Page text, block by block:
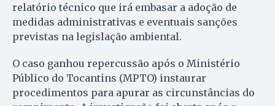
relatório técnico que irá embasar a adoção de
medidas administrativas e eventuais sanções
previstas na legislação ambiental.
O caso ganhou repercussão após o Ministério
Público do Tocantins (MPTO) instaurar
procedimentos para apurar as circunstâncias do